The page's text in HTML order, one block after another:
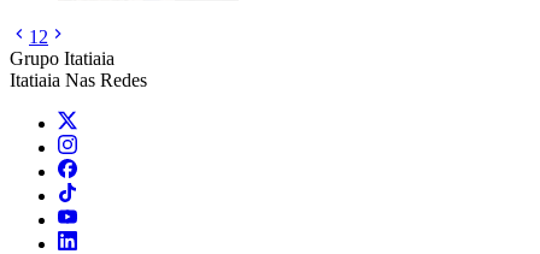
1 2
Grupo Itatiaia
Itatiaia Nas Redes